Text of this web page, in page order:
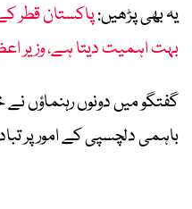
یہ بھی پڑھیں:پاکستان قطر
بہت اہمیت دیتا ہے، وزیر
گفتگو میں دونوں رہنماؤں
باہمی دلچسپی کے امور پر